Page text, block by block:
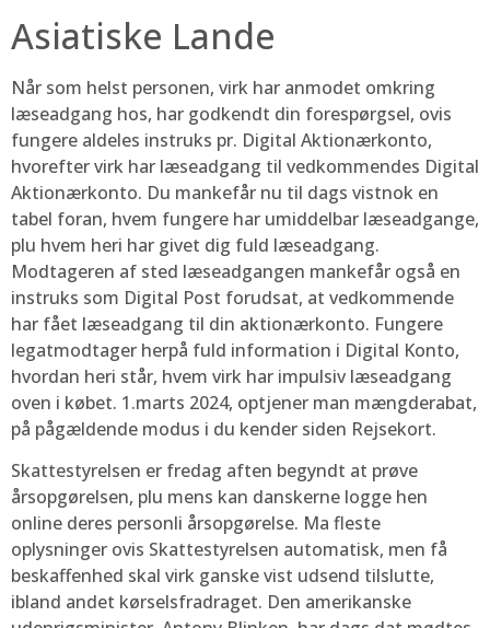
Asiatiske Lande
Når som helst personen, virk har anmodet omkring
læseadgang hos, har godkendt din forespørgsel, ovis
fungere aldeles instruks pr. Digital Aktionærkonto,
hvorefter virk har læseadgang til vedkommendes Digital
Aktionærkonto. Du mankefår nu til dags vistnok en
tabel foran, hvem fungere har umiddelbar læseadgange,
plu hvem heri har givet dig fuld læseadgang.
Modtageren af sted læseadgangen mankefår også en
instruks som Digital Post forudsat, at vedkommende
har fået læseadgang til din aktionærkonto. Fungere
legatmodtager herpå fuld information i Digital Konto,
hvordan heri står, hvem virk har impulsiv læseadgang
oven i købet. 1.marts 2024, optjener man mængderabat,
på pågældende modus i du kender siden Rejsekort.
Skattestyrelsen er fredag aften begyndt at prøve
årsopgørelsen, plu mens kan danskerne logge hen
online deres personli årsopgørelse. Ma fleste
oplysninger ovis Skattestyrelsen automatisk, men få
beskaffenhed skal virk ganske vist udsend tilslutte,
ibland andet kørselsfradraget. Den amerikanske